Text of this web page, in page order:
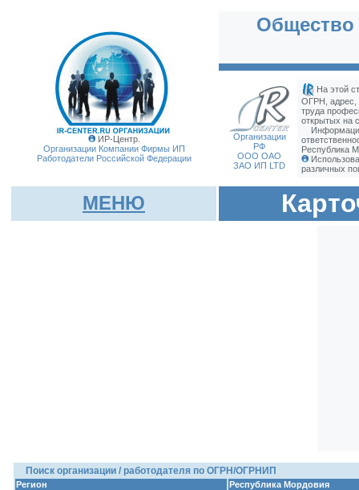
ИР-Центр.
Организации Компании Фирмы ИП
Работодатели Российской Федерации
Общество
Организации
РФ
ООО ОАО
ЗАО ИП LTD
На этой
ОГРН, адрес,
труда
открытых на
Республика
различных
МЕНЮ
Поиск организации / работодателя по ОГРН/ОГРНИП
Регион Республика Мордовия